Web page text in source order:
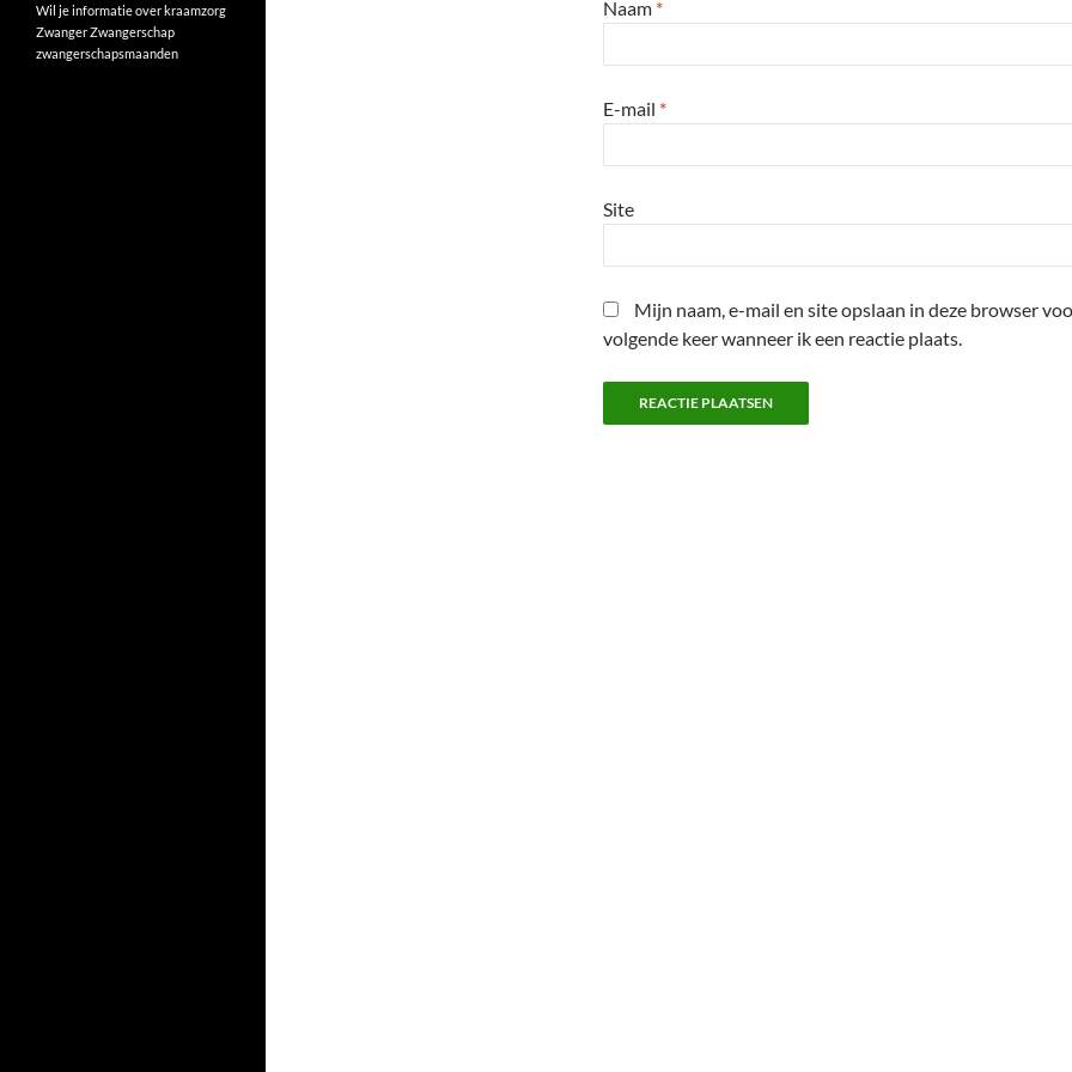
Naam *
E-mail *
Site
Mijn naam, e-mail en site opslaan in deze browser
volgende keer wanneer ik een reactie plaats.
Wil je informatie over kraamzorg
ZwangerZwangerschap
zwangerschapsmaanden